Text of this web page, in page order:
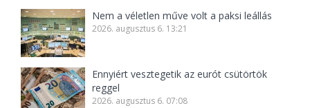
Nem a véletlen műve volt a paksi leállás
2026. augusztus 6. 13:21
Ennyiért vesztegetik az eurót csütörtök
reggel
2026. augusztus 6. 07:08